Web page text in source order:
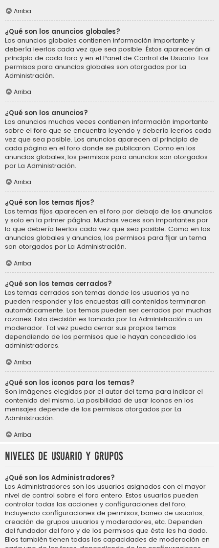
Arriba
¿Qué son los anuncios globales?
Los anuncios globales contienen información importante y
debería leerlos cada vez que sea posible. Éstos aparecerán al
principio de cada foro y en el Panel de Control de Usuario. Los
permisos para anuncios globales son otorgados por La
Administración.
Arriba
¿Qué son los anuncios?
Los anuncios muchas veces contienen información importante
sobre el foro que se encuentra leyendo y debería leerlos cada
vez que sea posible. Los anuncios aparecen al principio de
cada página en el foro donde se publicaron. Como en los
anuncios globales, los permisos para anuncios son otorgados
por La Administración.
Arriba
¿Qué son los temas fijos?
Los temas fijos aparecen en el foro por debajo de los anuncios
y solo en la primer página. Muchas veces son importantes por
lo que debería leerlos cada vez que sea posible. Como en los
anuncios globales y anuncios, los permisos para fijar un tema
son otorgados por La Administración.
Arriba
¿Qué son los temas cerrados?
Los temas cerrados son temas donde los usuarios ya no
pueden responder y las encuestas allí contenidas terminaron
automáticamente. Los temas pueden ser cerrados por muchas
razones. Esta decisión es tomada por La Administración o un
moderador. Tal vez pueda cerrar sus propios temas
dependiendo de los permisos que le hayan concedido los
administradores.
Arriba
¿Qué son los iconos para los temas?
Son imágenes elegidas por el autor del tema para indicar el
contenido del mismo. La posibilidad de usar iconos en los
mensajes depende de los permisos otorgados por La
Administración.
Arriba
Niveles de usuario y grupos
¿Qué son los Administradores?
Los Administradores son los usuarios asignados con el mayor
nivel de control sobre el foro entero. Estos usuarios pueden
controlar todas las acciones y configuraciones del foro,
incluyendo configuraciones de permisos, baneo de usuarios,
creación de grupos usuarios y moderadores, etc. Dependen
del fundador del foro y de los permisos que éste les ha dado.
Ellos también tienen todas las capacidades de moderación en